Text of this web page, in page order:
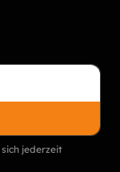
jederzeit